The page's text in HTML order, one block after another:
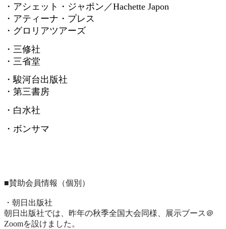
・アシェット・ジャポン／Hachette Japon
・アティーナ・プレス
・グロリアツアーズ
・三修社
・三省堂
・駿河台出版社
・第三書房
・白水社
・ボンサマ
■賛助会員情報（個別）
・朝日出版社
朝日出版社では、昨年の秋季全国大会同様、展示ブース＠
Zoomを設けました。